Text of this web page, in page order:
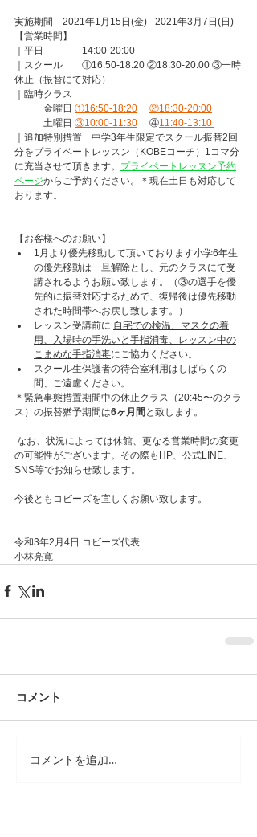
実施期間　2021年1月15日(金) - 2021年3月7日(日)
【営業時間】
｜平日　　　　14:00-20:00
｜スクール　　①16:50-18:20 ②18:30-20:00 ③一時
休止（振替にて対応）
｜臨時クラス
金曜日 ①16:50-18:20
②18:30-20:00
土曜日 ③10:00-11:30 ④11:40-13:10
｜追加特別措置　中学3年生限定でスクール振替2回
分をプライベートレッスン（KOBEコーチ）1コマ分
に充当させて頂きます。 プライベートレッスン予約
ページからご予約ください。＊現在土日も対応して
おります。
【お客様へのお願い】
1月より優先移動して頂いております小学6年生
の優先移動は一旦解除とし、元のクラスにて受
講されるようお願い致します。（③の選手を優
先的に振替対応するためで、復帰後は優先移動
された時間帯へお戻し致します。）
レッスン受講前に 自宅での検温、マスクの着
用、入場時の手洗いと手指消毒、レッスン中の
こまめな手指消毒にご協力ください。
スクール生保護者の待合室利用はしばらくの
間、ご遠慮ください。
＊緊急事態措置期間中の休止クラス（20:45〜のクラ
ス）の振替猶予期間は6ヶ月間 と致します。
の可能性がございます。その際もHP、公式LINE、
SNS等でお知らせ致します。
今後ともコビーズを宜しくお願い致します。
令和3年2月4日 コビーズ代表
小林亮寛
コメント
コメントを追加…